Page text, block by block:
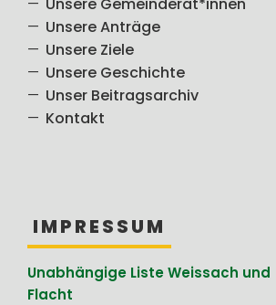
Unsere Anträge
Unsere Ziele
Unsere Geschichte
Unser Beitragsarchiv
Kontakt
IMPRESSUM
Unabhängige Liste Weissach und
Flacht